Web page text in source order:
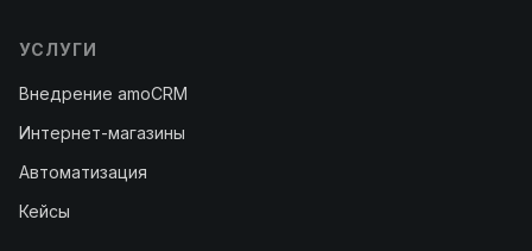
УСЛУГИ
Внедрение amoCRM
Интернет-магазины
Автоматизация
Кейсы